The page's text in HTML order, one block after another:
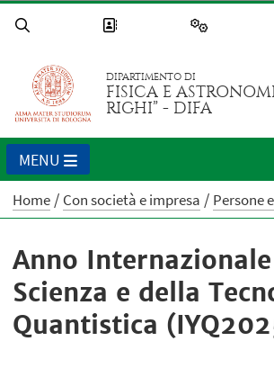
DIPARTIMENTO DI
FISICA E
RIGHI” - DIFA
MENU
Home Con società e impresa Persone
Anno
Scienza e della
Quantistica